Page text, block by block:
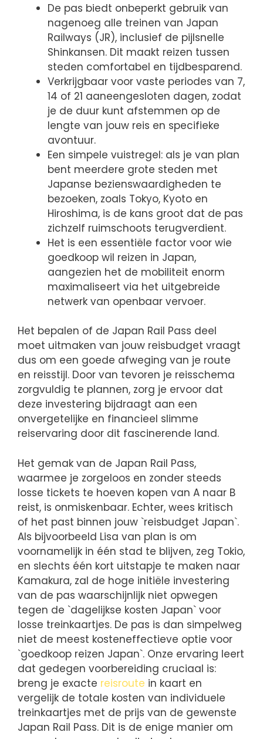
De pas biedt onbeperkt gebruik van
nagenoeg alle treinen van Japan
Railways (JR), inclusief de pijlsnelle
Shinkansen. Dit maakt reizen tussen
steden comfortabel en tijdbesparend.
Verkrijgbaar voor vaste periodes van 7,
14 of 21 aaneengesloten dagen, zodat
je de duur kunt afstemmen op de
lengte van jouw reis en specifieke
avontuur.
Een simpele vuistregel: als je van plan
bent meerdere grote steden met
Japanse bezienswaardigheden te
bezoeken, zoals Tokyo, Kyoto en
Hiroshima, is de kans groot dat de pas
zichzelf ruimschoots terugverdient.
Het is een essentiële factor voor wie
goedkoop wil reizen in Japan,
aangezien het de mobiliteit enorm
maximaliseert via het uitgebreide
netwerk van openbaar vervoer.
Het bepalen of de Japan Rail Pass deel
moet uitmaken van jouw reisbudget vraagt
dus om een goede afweging van je route
en reisstijl. Door van tevoren je reisschema
zorgvuldig te plannen, zorg je ervoor dat
deze investering bijdraagt aan een
onvergetelijke en financieel slimme
reiservaring door dit fascinerende land.
Het gemak van de Japan Rail Pass,
waarmee je zorgeloos en zonder steeds
losse tickets te hoeven kopen van A naar B
reist, is onmiskenbaar. Echter, wees kritisch
of het past binnen jouw `reisbudget Japan`.
Als bijvoorbeeld Lisa van plan is om
voornamelijk in één stad te blijven, zeg Tokio,
en slechts één kort uitstapje te maken naar
Kamakura, zal de hoge initiële investering
van de pas waarschijnlijk niet opwegen
tegen de `dagelijkse kosten Japan` voor
losse treinkaartjes. De pas is dan simpelweg
niet de meest kosteneffectieve optie voor
`goedkoop reizen Japan`. Onze ervaring leert
dat gedegen voorbereiding cruciaal is:
breng je exacte reisroute in kaart en
vergelijk de totale kosten van individuele
treinkaartjes met de prijs van de gewenste
Japan Rail Pass. Dit is de enige manier om